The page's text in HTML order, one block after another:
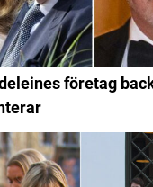
företag